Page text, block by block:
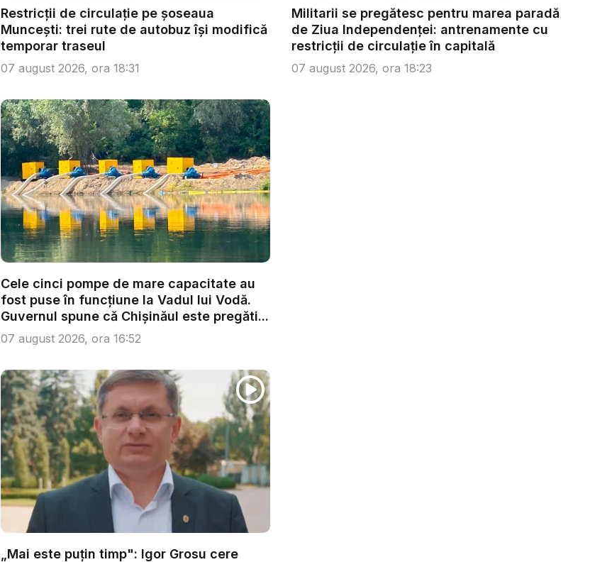
Restricții de circulație pe șoseaua
Muncești: trei rute de autobuz își modifică
temporar traseul
07 august 2026, ora 18:31
Militarii se pregătesc pentru marea paradă
de Ziua Independenței: antrenamente cu
restricții de circulație în capitală
07 august 2026, ora 18:23
Cele cinci pompe de mare capacitate au
fost puse în funcțiune la Vadul lui Vodă.
Guvernul spune că Chișinăul este pregăti...
07 august 2026, ora 16:52
„Mai este puțin timp": Igor Grosu cere